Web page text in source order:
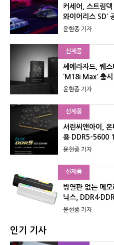
커세어, 스트림덱
와이어리스 SD’
윤현종 기자
신제품
셰에라자드, 퀘
‘M18i Max’ 출시
윤현종 기자
신제품
서린씨앤아이,
용 DDR5-5600
윤현종 기자
신제품
방열판 없는 메
닉스,
윤현종 기자
인기 기사